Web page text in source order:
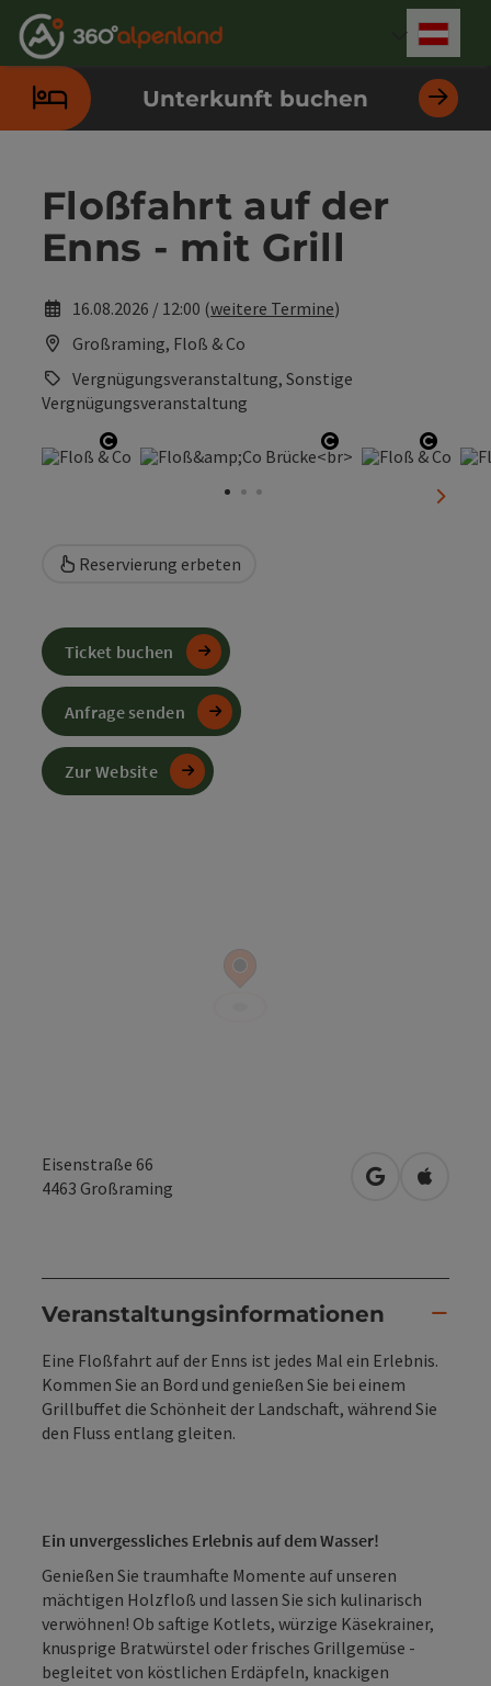
Zum Inhalt
Zur Navigation
Zum Seitenanfang
Zur Kontaktseite
Zur Suche
Zum Impressum
Zu den Hinweisen zur Bedienung der Website
Zur Startseite
Unterkunft buchen
Floßfahrt auf der
Enns - mit Grill
16.08.2026 / 12:00 (weitere Termine)
Großraming, Floß & Co
Vergnügungsveranstaltung, Sonstige
Vergnügungsveranstaltung
Copyright öffnen Copyright öffnen
Reservierung erbeten
Eisenstraße 66
4463 Großraming in Google
in
Veranstaltungsinformationen
Eine Floßfahrt auf der Enns ist jedes Mal ein Erlebnis.
Kommen Sie an Bord und genießen Sie bei einem
Grillbuffet die Schönheit der Landschaft, während Sie
den Fluss entlang gleiten.
Ein unvergessliches Erlebnis auf dem Wasser!
Genießen Sie traumhafte Momente auf unseren
mächtigen Holzfloß und lassen Sie sich kulinarisch
verwöhnen! Ob saftige Kotlets, würzige Käsekrainer,
knusprige Bratwürstel oder frisches Grillgemüse -
begleitet von köstlichen Erdäpfeln, knackigen
Ticket buchen
Anfrage senden
Zur Website